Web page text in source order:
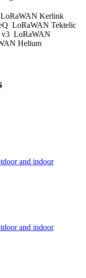
LoRaWAN Kerlink
LoRaWAN Tektelic
LoRaWAN
Helium
and indoor
and indoor